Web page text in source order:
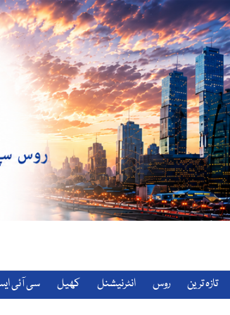
تازہ ترین روس انٹرنیشنل کھیل سی آئی